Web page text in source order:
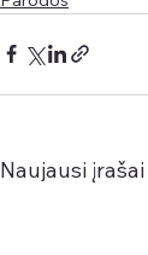
Naujausi įrašai